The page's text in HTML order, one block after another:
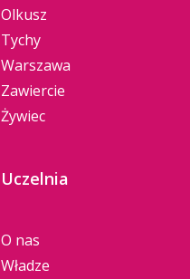
Olkusz
Tychy
Warszawa
Zawiercie
Żywiec
Uczelnia
O nas
Władze